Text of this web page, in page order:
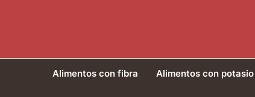
Alimentos con fibra Alimentos con potasio